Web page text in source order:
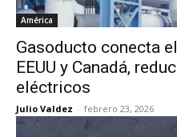
América
Gasoducto conecta
EEUU y Canadá,
eléctricos
Julio Valdez - febrero 23, 2026